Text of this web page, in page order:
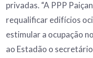
privadas. “A PPP
requalificar edifícios
estimular a ocupação
ao Estadão o